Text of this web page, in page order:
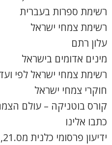
רשימת ספרות בעברית
רשימת צמחי ישראל
עלון רתם
מינים אדומים בישראל
רשימת צמחי ישראל לפי
חוקרי צמחי ישראל
קורס בוטניקה – עולם
כתבו אלינו
ידיעון פרסומי כלנית מס.21, תשפ"ה, 27.5.2025